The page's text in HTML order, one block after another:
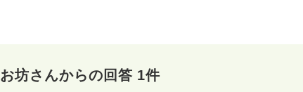
お坊さんからの回答 1件